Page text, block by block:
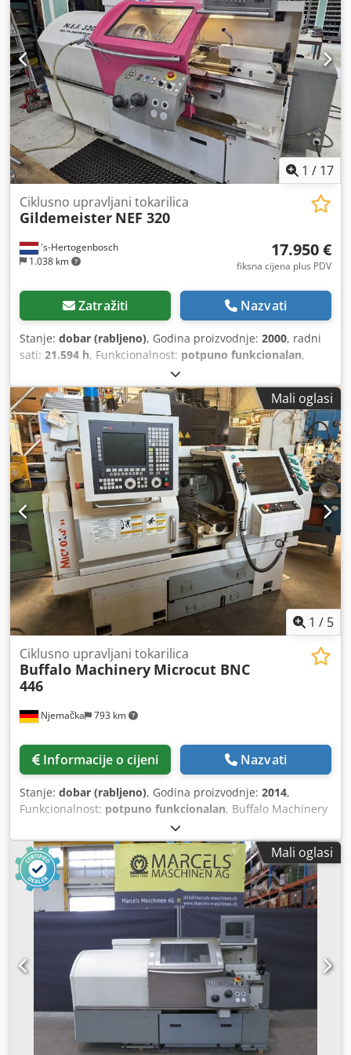
1 / 17
's-Hertogenbosch
1.038 km
Ciklusno upravljani tokarilica
Gildemeister NEF 320
17.950 €
fiksna cijena plus PDV
Zatražiti Nazvati
Stanje: dobar (rabljeno), Godina proizvodnje: 2000, radni
sati: 21.594 h, Funkcionalnost: potpuno funkcionalan,
Gildemeister NEF 320 CNC teach-in tokarilica Heidenhain
Manual Plus Godina proizvodnje: 2000 Radni sati stroja:
21.594 Maks. promjer tokarenja iznad kreveta: 320 mm
Maks. promjer tokarenja iznad nosača: 150 mm Maks.
dužina tokarenja između šiljaka: 750 mm Maks. provrt
vretena: 50 mm Crsdpeyh Hg Njfx Aclsf Motor: 9 kW Brzina
okretaja: 10 - 4.000 o/min Stezna glava Rota-S Plus Multifix
sustav stezanja s držačima alata Dokumentacija i pribor
Stroj je priključen na struju radi pregleda
Mali oglasi
1 / 5
Njemačka 793 km
Ciklusno upravljani tokarilica
Buffalo Machinery Microcut BNC
446
Informacije o cijeni Nazvati
Stanje: dobar (rabljeno), Godina proizvodnje: 2014,
Funkcionalnost: potpuno funkcionalan, Buffalo Machinery
Microcut BNC 446, upravljanje Fagor CNC 8055 TC, 8-
pozicijski revolverski glava, krajnik, dužina tokarenja 750
mm, promjer tokarenja 250 mm, Crsdozc H Rmopfx Acljf
Mali oglasi